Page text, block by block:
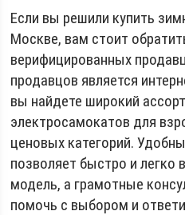
Если вы решили купить
Москве, вам стоит
верифицированных
продавцов является
вы найдете широкий
электросамокатов для
ценовых категорий.
позволяет быстро и
модель, а грамотные
помочь с выбором и